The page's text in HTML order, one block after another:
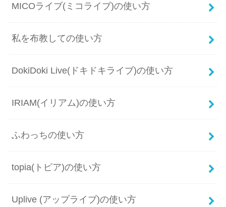
MICOライブ(ミコライブ)の使い方
私を布教しての使い方
DokiDoki Live(ドキドキライブ)の使い方
IRIAM(イリアム)の使い方
ふわっちの使い方
topia(トピア)の使い方
Uplive (アップライブ)の使い方